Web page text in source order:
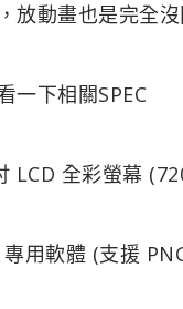
放動畫也是完全
一下相關SPEC
LCD 全彩螢幕
用軟體 (支援